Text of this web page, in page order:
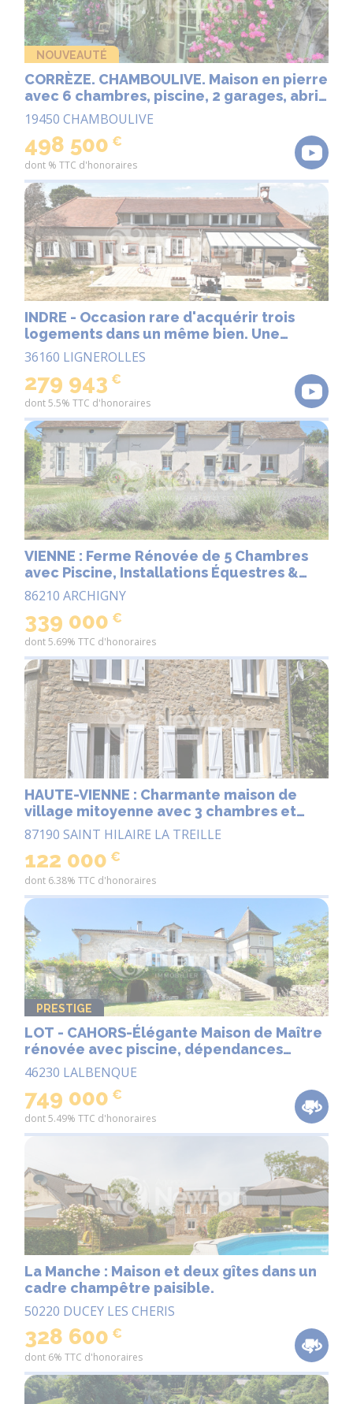
NOUVEAUTÉ
CORRÈZE. CHAMBOULIVE. Maison en pierre
avec 6 chambres, piscine, 2 garages, abri
voiture, entourée de jardins de 5 498 m²
19450 CHAMBOULIVE
498 500 €
dont % TTC d'honoraires
INDRE - Occasion rare d'acquérir trois
logements dans un même bien. Une
propriété de qualité avec piscine.
36160 LIGNEROLLES
279 943 €
dont 5.5% TTC d'honoraires
VIENNE : Ferme Rénovée de 5 Chambres
avec Piscine, Installations Équestres &
4,32 ha près de Chauvigny
86210 ARCHIGNY
339 000 €
dont 5.69% TTC d'honoraires
HAUTE-VIENNE : Charmante maison de
village mitoyenne avec 3 chambres et
combles aménagés, située dans un
hameau calme à proximité de la ville
marchande de La Souterraine
87190 SAINT HILAIRE LA TREILLE
122 000 €
dont 6.38% TTC d'honoraires
PRESTIGE
LOT - CAHORS-Élégante Maison de Maître
rénovée avec piscine, dépendances
équestres et vues imprenables sur la
campagne
46230 LALBENQUE
749 000 €
dont 5.49% TTC d'honoraires
La Manche : Maison et deux gîtes dans un
cadre champêtre paisible.
50220 DUCEY LES CHERIS
328 600 €
dont 6% TTC d'honoraires